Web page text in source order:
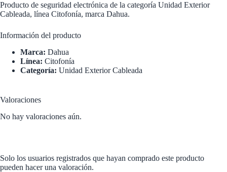
Producto de seguridad electrónica de la categoría Unidad Exterior
Cableada, línea Citofonía, marca Dahua.
Información del producto
Marca: Dahua
Línea: Citofonía
Categoría: Unidad Exterior Cableada
Valoraciones
No hay valoraciones aún.
Solo los usuarios registrados que hayan comprado este producto
pueden hacer una valoración.